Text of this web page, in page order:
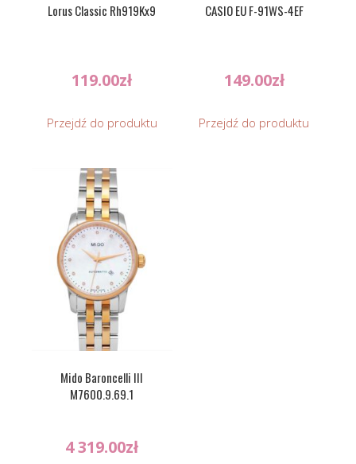
Lorus Classic Rh919Kx9
119.00zł
Przejdź do produktu
CASIO EU F-91WS-4EF
149.00zł
Przejdź do produktu
Mido Baroncelli III
M7600.9.69.1
4 319.00zł